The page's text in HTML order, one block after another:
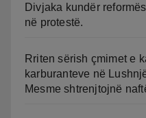
Divjaka kundër
në protestë.
Rriten sërish çmimet e
karburanteve në
Mesme shtrenjtojnë